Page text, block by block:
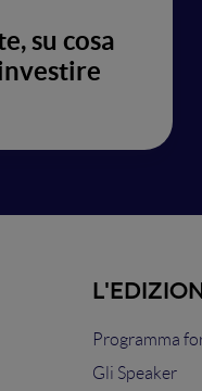
su cosa
Programma
Gli Speaker